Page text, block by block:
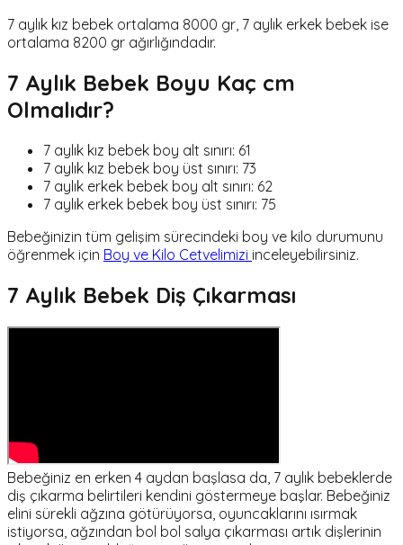
7 aylık kız bebek ortalama 8000 gr, 7 aylık erkek bebek ise
ortalama 8200 gr ağırlığındadır.
7 Aylık Bebek Boyu Kaç cm
Olmalıdır?
7 aylık kız bebek boy alt sınırı: 61
7 aylık kız bebek boy üst sınırı: 73
7 aylık erkek bebek boy alt sınırı: 62
7 aylık erkek bebek boy üst sınırı: 75
Bebeğinizin tüm gelişim sürecindeki boy ve kilo durumunu
öğrenmek için Boy ve Kilo Cetvelimizi inceleyebilirsiniz.
7 Aylık Bebek Diş Çıkarması
Bebeğiniz en erken 4 aydan başlasa da, 7 aylık bebeklerde
diş çıkarma belirtileri kendini göstermeye başlar. Bebeğiniz
elini sürekli ağzına götürüyorsa, oyuncaklarını ısırmak
istiyorsa, ağzından bol bol salya çıkarması artık dişlerinin